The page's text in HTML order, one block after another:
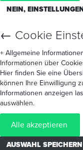
NEIN,
← Cookie
+ Allgemeine
Informationen über
Hier finden Sie eine
können Ihre Einwilligung
Informationen anzeigen
auswählen.
Alle akzeptieren
AUSWAHL SPEICHERN